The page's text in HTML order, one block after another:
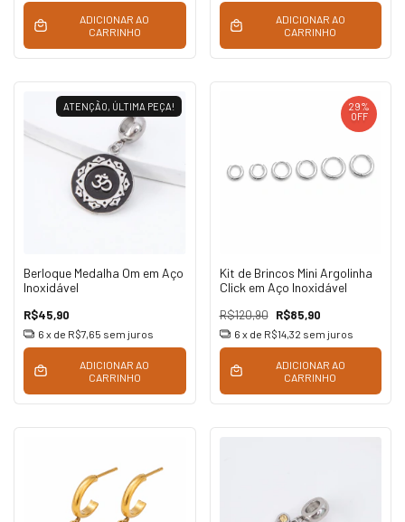
ADICIONAR AO
CARRINHO
ADICIONAR AO
CARRINHO
ATENÇÃO, ÚLTIMA PEÇA!
Berloque Medalha Om em Aço
Inoxidável
R$45,90
6 x de R$7,65 sem juros
ADICIONAR AO
CARRINHO
29%
OFF
Kit de Brincos Mini Argolinha
Click em Aço Inoxidável
R$120,90 R$85,90
6 x de R$14,32 sem juros
ADICIONAR AO
CARRINHO